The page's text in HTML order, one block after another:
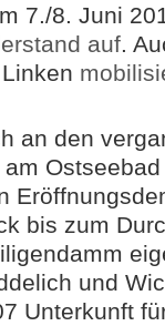
7./8. Juni
auf.
an den
bis zum
und
Unterkunft